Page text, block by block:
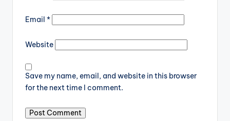
Email *
Website
Save my name, email, and website in this browser
for the next time I comment.